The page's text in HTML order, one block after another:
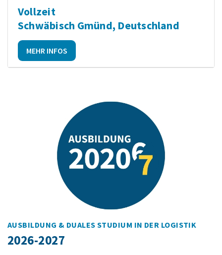
Vollzeit
Schwäbisch Gmünd, Deutschland
MEHR INFOS
AUSBILDUNG & DUALES STUDIUM IN DER LOGISTIK
2026-2027